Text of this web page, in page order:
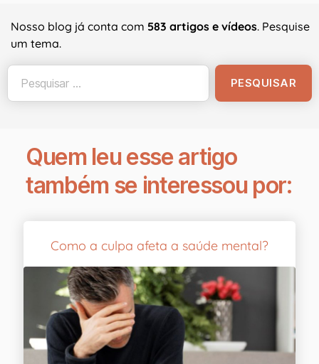
Nosso blog já conta com 583 artigos e vídeos. Pesquise
um tema.
Quem leu esse artigo
também se interessou por:
Como a culpa afeta a saúde mental?